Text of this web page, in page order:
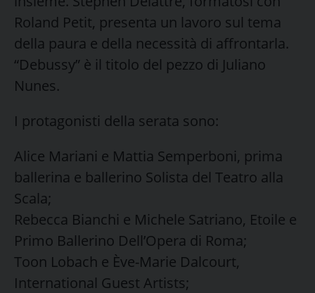
Roland Petit, presenta un lavoro sul tema
della paura e della necessità di affrontarla.
“Debussy” è il titolo del pezzo di Juliano
Nunes.
I protagonisti della serata sono:
Alice Mariani e Mattia Semperboni, prima
ballerina e ballerino Solista del Teatro alla
Scala;
Rebecca Bianchi e Michele Satriano, Etoile e
Primo Ballerino Dell’Opera di Roma;
Toon Lobach e Ève-Marie Dalcourt,
International Guest Artists;